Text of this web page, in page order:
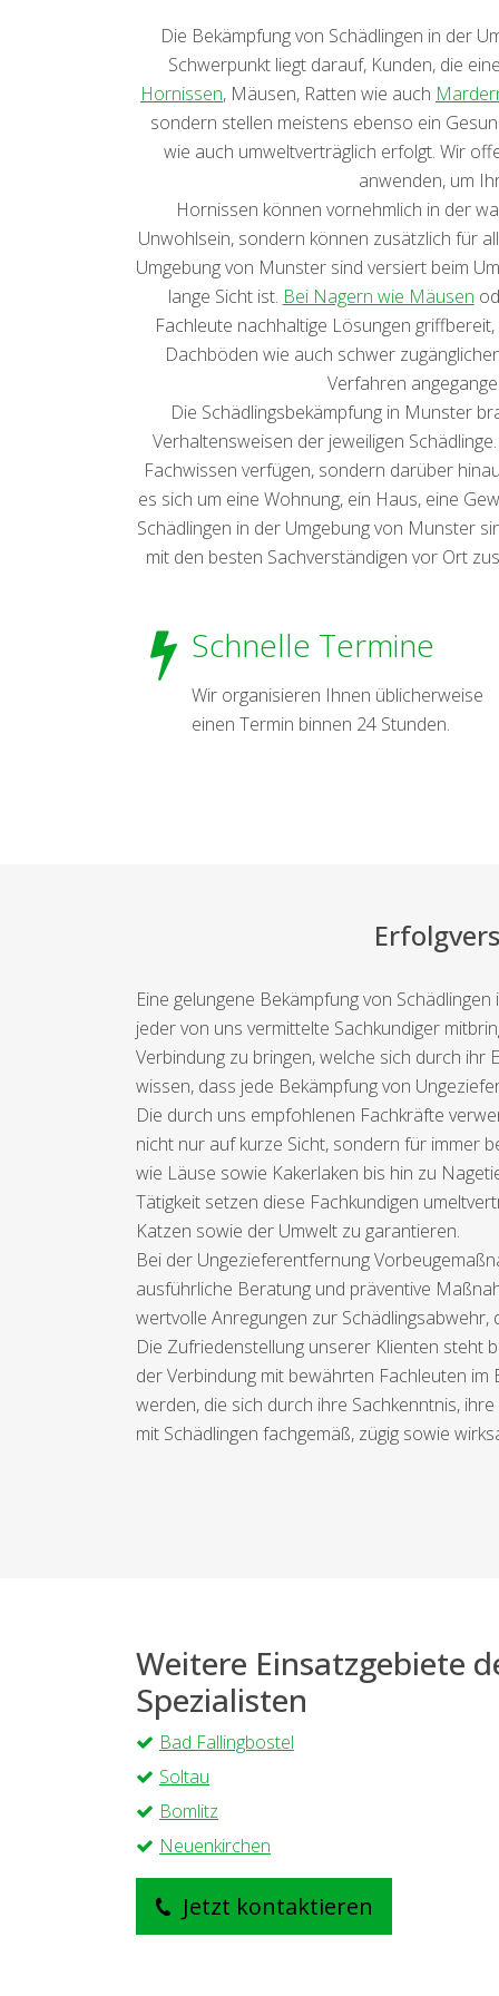
Die Bekämpfung von Schädlingen in der
Schwerpunkt liegt darauf, Kunden, die
Hornissen, Mäusen, Ratten wie auch
sondern stellen meistens ebenso ein
wie auch umweltverträglich erfolgt. Wir
anwenden, um
Hornissen können vornehmlich in der
Unwohlsein, sondern können zusätzlich für
Umgebung von Munster sind versiert beim
lange Sicht ist. Bei Nagern wie Mäusen
Fachleute nachhaltige Lösungen
Dachböden wie auch schwer
Verfahren
Die Schädlingsbekämpfung in Munster
Verhaltensweisen der jeweiligen
Fachwissen verfügen, sondern darüber
es sich um eine Wohnung, ein Haus, eine
Schädlingen in der Umgebung von Munster
mit den besten Sachverständigen vor Ort
Schnelle Termine
Wir organisieren Ihnen üblicherweise
einen Termin binnen 24 Stunden.
Eine gelungene Bekämpfung von
jeder von uns vermittelte Sachkundiger
Verbindung zu bringen, welche sich durch ihr
wissen, dass jede Bekämpfung von
Die durch uns empfohlenen Fachkräfte
nicht nur auf kurze Sicht, sondern für immer
wie Läuse sowie Kakerlaken bis hin zu
Tätigkeit setzen diese Fachkundigen
Katzen sowie der Umwelt zu garantieren.
Bei der Ungezieferentfernung
ausführliche Beratung und präventive
wertvolle Anregungen zur
Die Zufriedenstellung unserer Klienten steht
der Verbindung mit bewährten Fachleuten
werden, die sich durch ihre Sachkenntnis,
mit Schädlingen fachgemäß, zügig sowie
Weitere Einsatzgebiete
Spezialisten
Bad Fallingbostel
Soltau
Bomlitz
Neuenkirchen
Jetzt kontaktieren